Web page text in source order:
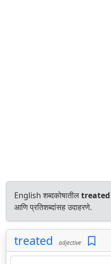
English शब्दकोषातीलtreated
आणि प्रतिशब्दांसह उदाहरणे.
treated adjective